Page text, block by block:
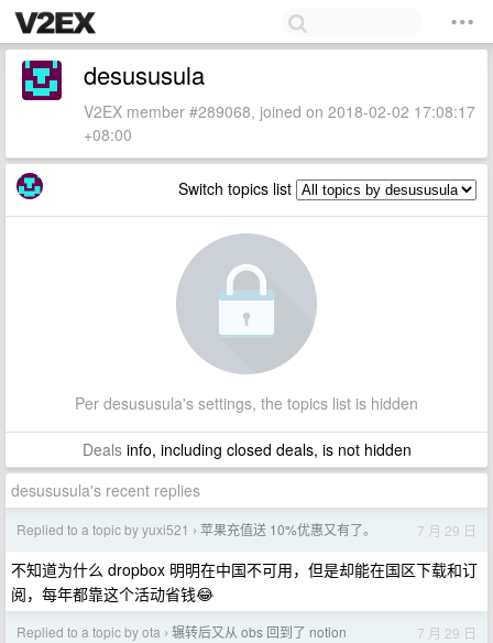
desususula
V2EX member #289068, joined on 2018-02-02 17:08:17
+08:00
Switch topics list
Per desususula's settings, the topics list is hidden
Dealsinfo, including closed deals, is not hidden
desususula's recent replies
Replied to a topic by yuxi521 › 苹果充值送 10%优惠又有了。 7 月 29 日
不知道为什么 dropbox 明明在中国不可用，但是却能在国区下载和订
阅，每年都靠这个活动省钱😂
Replied to a topic by ota › 辗转后又从 obs 回到了 notion 7 月 29 日